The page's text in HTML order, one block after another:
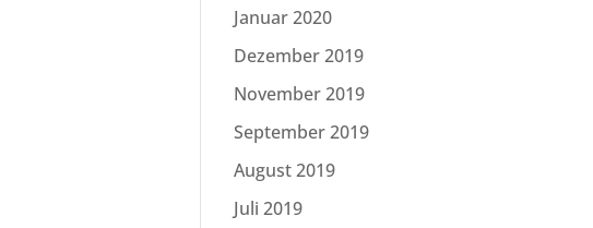
Januar 2020
Dezember 2019
November 2019
September 2019
August 2019
Juli 2019